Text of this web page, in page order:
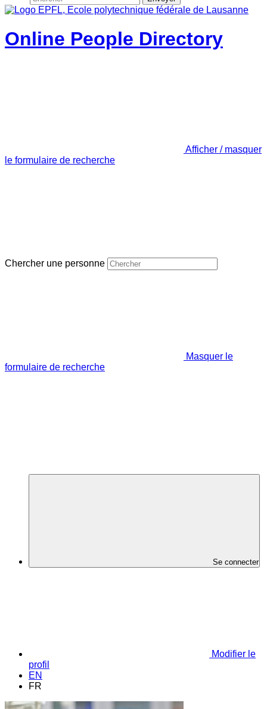
Online People Directory
Afficher / masquer
le formulaire de recherche
Chercher une personne
Masquer le
formulaire de recherche
Se connecter
Modifier le
profil
EN
FR